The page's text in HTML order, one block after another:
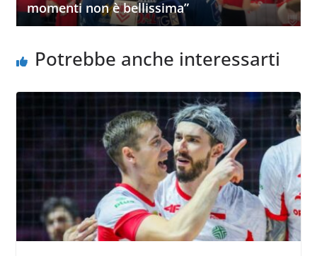
momenti non è bellissima”
Potrebbe anche interessarti